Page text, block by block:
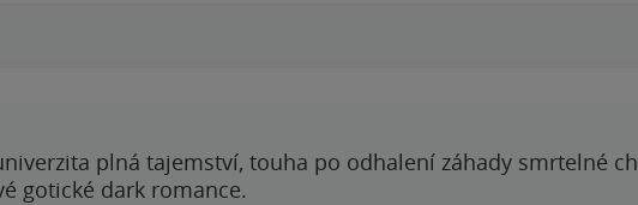
plná tajemství, touha po odhalení záhady smrtelné
gotické dark romance.